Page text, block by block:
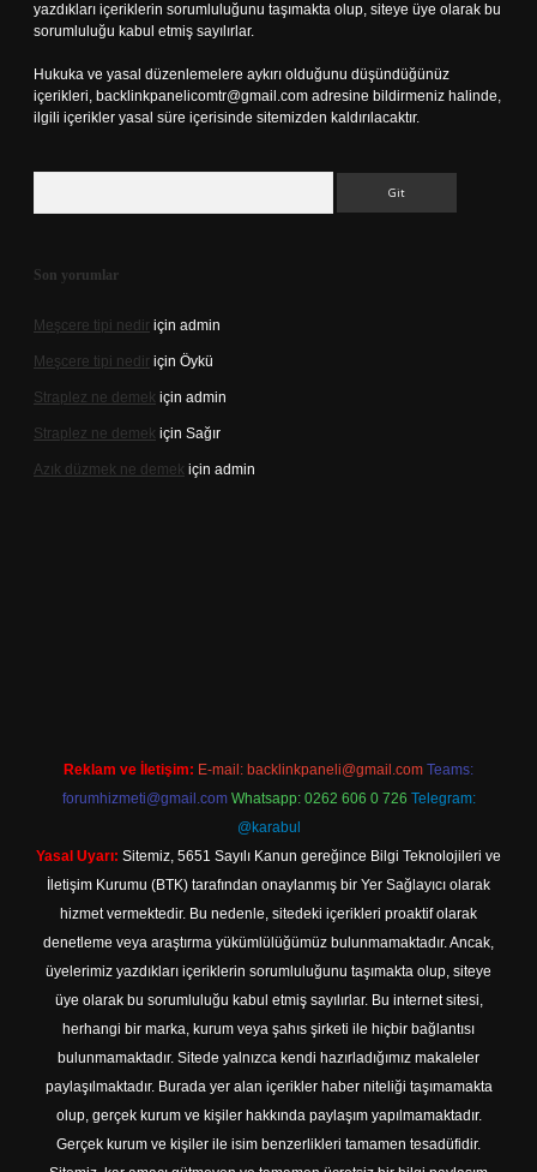
yazdıkları içeriklerin sorumluluğunu taşımakta olup, siteye üye olarak bu
sorumluluğu kabul etmiş sayılırlar.
Hukuka ve yasal düzenlemelere aykırı olduğunu düşündüğünüz
içerikleri, backlinkpanelicomtr@gmail.com adresine bildirmeniz halinde,
ilgili içerikler yasal süre içerisinde sitemizden kaldırılacaktır.
Son yorumlar
Meşcere tipi nedir için admin
Meşcere tipi nedir için Öykü
Straplez ne demek için admin
Straplez ne demek için Sağır
Azık düzmek ne demek için admin
Reklam ve İletişim: E-mail: backlinkpaneli@gmail.com Teams:
forumhizmeti@gmail.com Whatsapp: 0262 606 0 726 Telegram:
@karabul
Yasal Uyarı: Sitemiz, 5651 Sayılı Kanun gereğince Bilgi Teknolojileri ve
İletişim Kurumu (BTK) tarafından onaylanmış bir Yer Sağlayıcı olarak
hizmet vermektedir. Bu nedenle, sitedeki içerikleri proaktif olarak
denetleme veya araştırma yükümlülüğümüz bulunmamaktadır. Ancak,
üyelerimiz yazdıkları içeriklerin sorumluluğunu taşımakta olup, siteye
üye olarak bu sorumluluğu kabul etmiş sayılırlar. Bu internet sitesi,
herhangi bir marka, kurum veya şahıs şirketi ile hiçbir bağlantısı
bulunmamaktadır. Sitede yalnızca kendi hazırladığımız makaleler
paylaşılmaktadır. Burada yer alan içerikler haber niteliği taşımamakta
olup, gerçek kurum ve kişiler hakkında paylaşım yapılmamaktadır.
Gerçek kurum ve kişiler ile isim benzerlikleri tamamen tesadüfidir.